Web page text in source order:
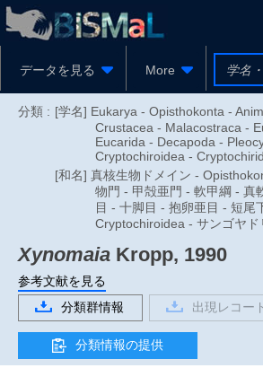
データを見る More
分類 : [学名] Eukarya - Opisthokonta -
Crustacea - Malacostraca -
Eucarida - Decapoda -
Cryptochiroidea -
[和名] 真核生物ドメイン -
物門 - 甲殻亜門 - 軟甲綱 - 真
目 - 十脚目 - 抱卵亜目 - 短尾
Cryptochiroidea - サンゴヤド
Xynomaia Kropp, 1990
参考文献を見る
分類群情報
出現レコー
分類情報の提供